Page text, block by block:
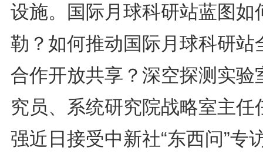
设施。国际月球科研站蓝图如
勒？如何推动国际月球科研站
合作开放共享？深空探测实验
究员、系统研究院战略室主任
强近日接受中新社“东西问”专